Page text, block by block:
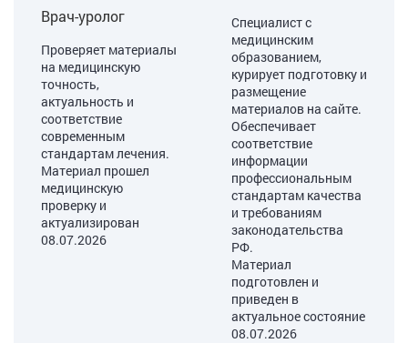
Врач-уролог
Проверяет материалы
на медицинскую
точность,
актуальность и
соответствие
современным
стандартам лечения.
Материал прошел
медицинскую
проверку и
актуализирован
08.07.2026
Специалист с
медицинским
образованием,
курирует подготовку и
размещение
материалов на сайте.
Обеспечивает
соответствие
информации
профессиональным
стандартам качества
и требованиям
законодательства
РФ.
Материал
подготовлен и
приведен в
актуальное состояние
08.07.2026